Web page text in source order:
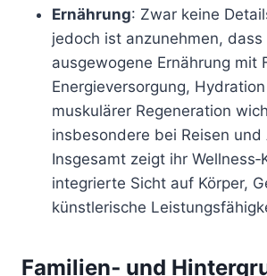
Ernährung: Zwar keine
jedoch ist anzunehmen,
ausgewogene Ernährung mit
Energieversorgung,
muskulärer Regeneration
insbesondere bei Reisen
Insgesamt zeigt ihr
integrierte Sicht auf Körper,
künstlerische
Familien‑ und